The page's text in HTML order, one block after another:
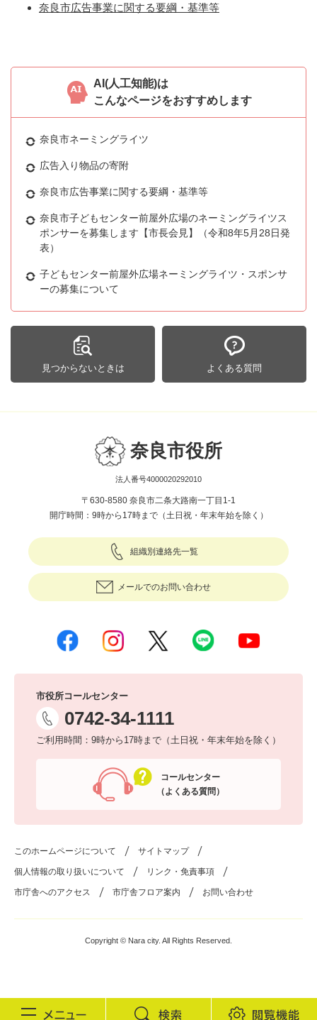
奈良市広告事業に関する要綱・基準等
AI(人工知能)は
こんなページをおすすめします
奈良市ネーミングライツ
広告入り物品の寄附
奈良市広告事業に関する要綱・基準等
奈良市子どもセンター前屋外広場のネーミングライツス
ポンサーを募集します【市長会見】（令和8年5月28日発
表）
子どもセンター前屋外広場ネーミングライツ・スポンサ
ーの募集について
見つからないときは よくある質問
奈良市役所
法人番号4000020292010
〒630-8580 奈良市二条大路南一丁目1-1
開庁時間：9時から17時まで（土日祝・年末年始を除く）
組織別連絡先一覧
メールでのお問い合わせ
市役所コールセンター
0742-34-1111
ご利用時間：9時から17時まで（土日祝・年末年始を除く）
コールセンター
（よくある質問）
このホームページについて サイトマップ
個人情報の取り扱いについて リンク・免責事項
市庁舎へのアクセス 市庁舎フロア案内 お問い合わせ
Copyright © Nara city. All Rights Reserved.